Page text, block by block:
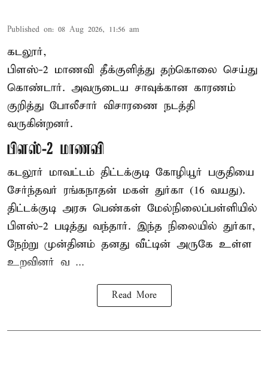
Published on: 08 Aug 2026, 11:56 am
கடலூர்,
பிளஸ்-2 மாணவி தீக்குளித்து தற்கொலை செய்து
கொண்டார். அவருடைய சாவுக்கான காரணம்
குறித்து போலீசார் விசாரணை நடத்தி
வருகின்றனர்.
பிளஸ்-2 மாணவி
கடலூர் மாவட்டம் திட்டக்குடி கோழியூர் பகுதியை
சேர்ந்தவர் ரங்கநாதன் மகள் துர்கா (16 வயது).
திட்டக்குடி அரசு பெண்கள் மேல்நிலைப்பள்ளியில்
பிளஸ்-2 படித்து வந்தார். இந்த நிலையில் துர்கா,
நேற்று முன்தினம் தனது வீட்டின் அருகே உள்ள
உறவினர் வ ...
Read More